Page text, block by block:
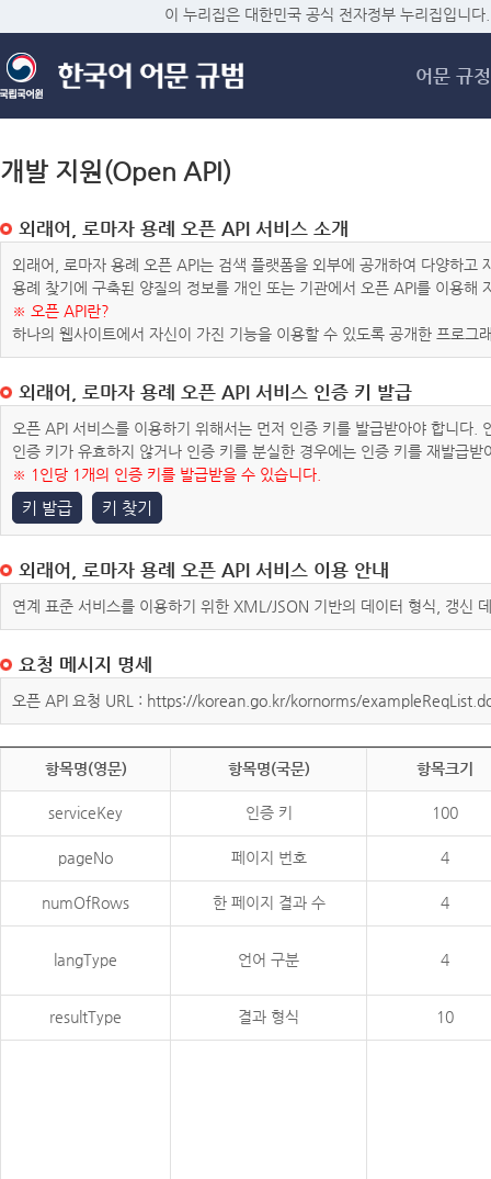
메
이 누리집은 대한민국 공식 전자정부 누리집입니다.
어문 규정
개발 지원(Open API)
외래어, 로마자 용례 오픈 API 서비스 소개
외래어, 로마자 용례 오픈 API는 검색 플랫폼을 외부에 공개하여 다양하
용례 찾기에 구축된 양질의 정보를 개인 또는 기관에서 오픈 API를 이용해
※ 오픈 API란?
하나의 웹사이트에서 자신이 가진 기능을 이용할 수 있도록 공개한 프로그
외래어, 로마자 용례 오픈 API 서비스 인증 키 발급
오픈 API 서비스를 이용하기 위해서는 먼저 인증 키를 발급받아야 합니다
인증 키가 유효하지 않거나 인증 키를 분실한 경우에는 인증 키를 재발급받
※ 1인당 1개의 인증 키를 발급받을 수 있습니다.
키 발급 키 찾기
외래어, 로마자 용례 오픈 API 서비스 이용 안내
연계 표준 서비스를 이용하기 위한 XML/JSON 기반의 데이터 형식, 갱신
요청 메시지 명세
오픈 API 요청 URL : https://korean.go.kr/kornorms/
항목명(영문) 항목명(국문) 항목크기
serviceKey 인증 키 100
pageNo 페이지 번호 4
numOfRows 한 페이지 결과 수 4
langType 언어 구분 4
resultType 결과 형식 10